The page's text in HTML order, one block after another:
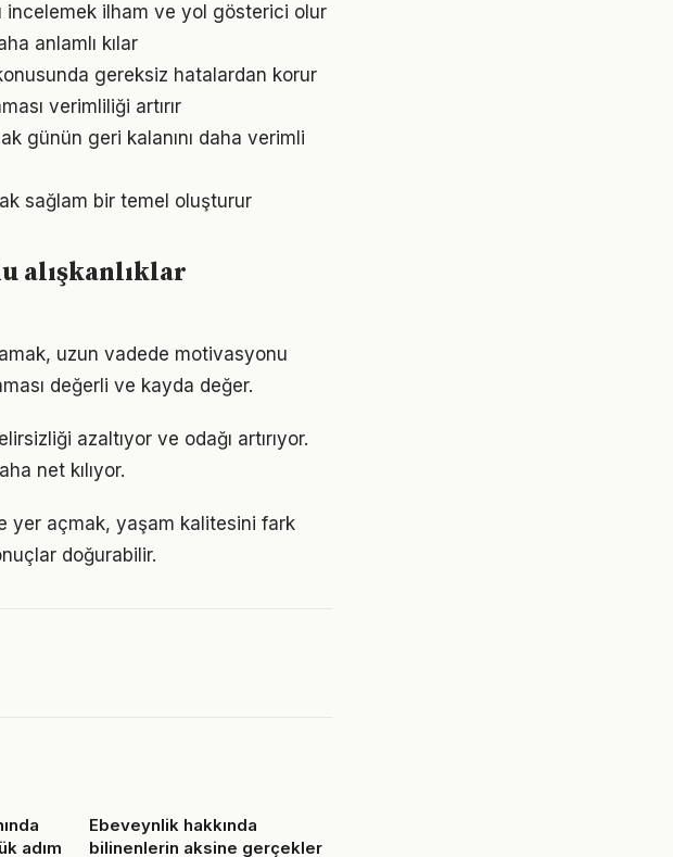
incelemek ilham ve yol gösterici olur
anlamlı kılar
gereksiz hatalardan korur
verimliliği artırır
günün geri kalanını daha verimli
sağlam bir temel oluşturur
alışkanlıklar
uzun vadede motivasyonu
değerli ve kayda değer.
azaltıyor ve odağı artırıyor.
net kılıyor.
yer açmak, yaşam kalitesini fark
doğurabilir.
adım
Ebeveynlik hakkında
bilinenlerin aksine gerçekler